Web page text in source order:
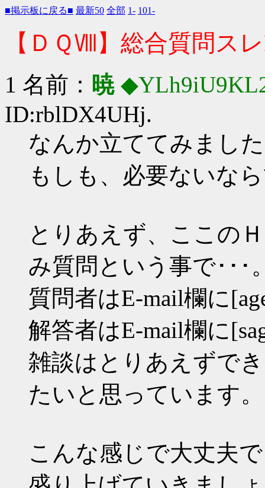
■掲示板に戻る■ 最新50 全部 1- 101-
【ＤＱⅧ】総合質問ス
1 名前： 暁
ID:rblDX4UHj.
なんか立ててみまし
もしも、必要ないな
とりあえず、ここの
み質問という事で･･･
質問者はE-mail欄に
解答者はE-mail欄に
雑談はとりあえずで
たいと思っています。
こんな感じで大丈夫